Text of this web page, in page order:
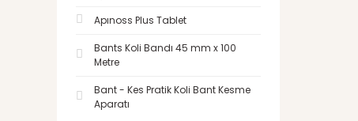
Apınoss Plus Tablet
Bants Koli Bandı 45 mm x 100
Metre
Bant - Kes Pratik Koli Bant Kesme
Aparatı